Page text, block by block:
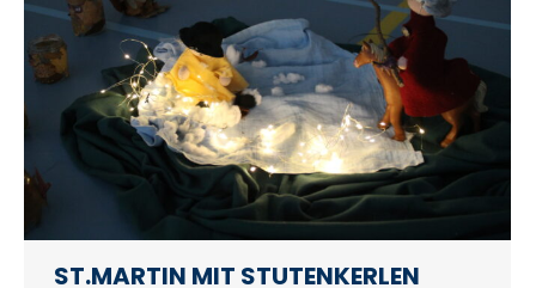
ST.MARTIN MIT STUTENKERLEN